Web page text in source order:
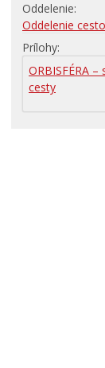
RODINA,
Školstvo
Stavby,
Zamestnanie
Oddelenie
Oddelenie
Prílohy
ORBISFÉRA
cesty